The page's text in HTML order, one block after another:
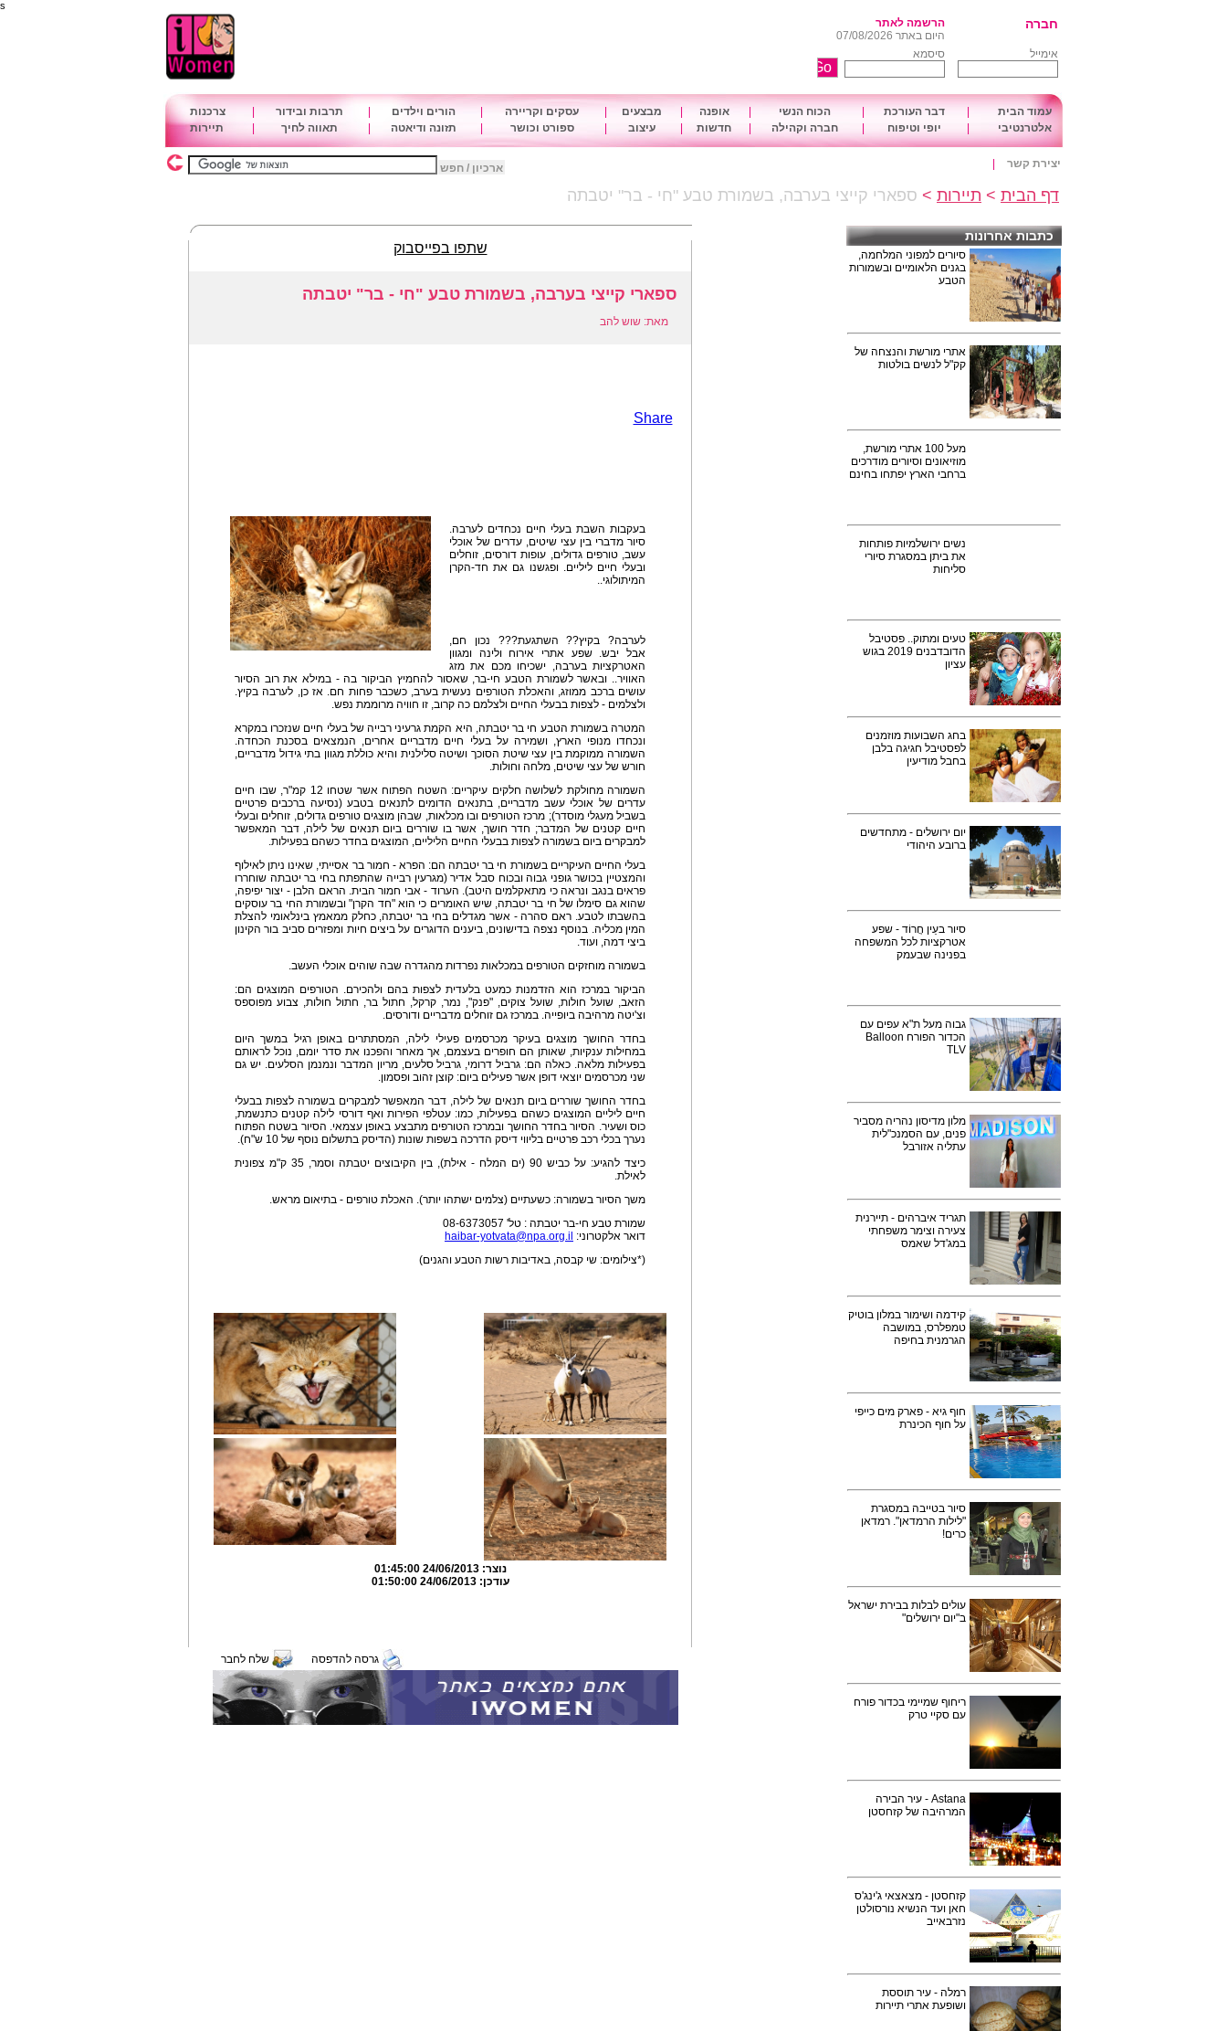
s
חברה
הרשמה לאתר
היום באתר 07/08/2026
אימייל
סיסמא
עמוד הבית דבר העורכת הכוח הנשי אופנה מבצעים עסקים וקריירה הורים וילדים תרבות ובידור
צרכנות
אלטרנטיבי
יופי וטיפוח חברה וקהילה חדשות עיצוב ספורט וכושר תזונה ודיאטה תאווה לחיך תיירות
יצירת קשר ארכיון / חפש
דף הבית > תיירות > ספארי קייצי בערבה, בשמורת טבע "חי - בר" יטבתה
כתבות אחרונות
סיורים למפוני המלחמה,
בגנים הלאומיים ובשמורות
הטבע
אתרי מורשת והנצחה של
קק"ל לנשים בולטות
מעל 100 אתרי מורשת,
מוזיאונים וסיורים מודרכים
ברחבי הארץ יפתחו בחינם
נשים ירושלמיות פותחות
את ביתן במסגרת סיורי
סליחות
טעים ומתוק.. פסטיבל
הדובדבנים 2019 בגוש
עציון
בחג השבועות מוזמנים
לפסטיבל חגיגה בלבן
בחבל מודיעין
יום ירושלים - מתחדשים
ברובע היהודי
סיור בעֵין חֲרוֹד - שפע
אטרקציות לכל המשפחה
בפנינה שבעמק
גבוה מעל ת"א עפים עם
הכדור הפורח Balloon
TLV
מלון מדיסון נהריה מסביר
פנים, עם הסמנכ"לית
עתליה אזורבל
תגריד איברהים - תיירנית
צעירה וצימר משפחתי
במג'דל שאמס
קידמה ושימור במלון בוטיק
טמפלרס, במושבה
הגרמנית בחיפה
חוף גיא - פארק מים כייפי
על חוף הכינרת
סיור בטייבה במסגרת
"לילות הרמדאן". רמדאן
כרים!
עולים לבלות בבירת ישראל
ב"יום ירושלים"
ריחוף שמיימי בכדור פורח
עם סקיי טרק
Astana - עיר הבירה
המרהיבה של קזחסטן
קזחסטן - מצאצאי ג'ינג'ס
חאן ועד הנשיא נורסולטן
נזרבאייב
רמלה - עיר תוססת
ושופעת אתרי תיירות
שתפו בפייסבוק
ספארי קייצי בערבה, בשמורת טבע "חי - בר" יטבתה
מאת: שוש להב
Share
בעקבות השבת בעלי חיים נכחדים לערבה.
סיור מדברי בין עצי שיטים, עדרים של אוכלי
עשב, טורפים גדולים, עופות דורסים, זוחלים
ובעלי חיים ליליים. ופגשנו גם את חד-הקרן
המיתולוגי..
לערבה? בקיץ?? השתגעת??? נכון חם,
אבל יבש. שפע אתרי אירוח ולינה ומגוון
האטרקציות בערבה, ישכיחו מכם את מזג
האוויר.. ובאשר לשמורת הטבע חי-בר, שאסור להחמיץ הביקור בה - במילא את רוב הסיור
עושים ברכב ממוזג, והאכלת הטורפים נעשית בערב, כשכבר פחות חם. אז כן, לערבה בקיץ.
ולצלמים - לצפות בבעלי החיים ולצלמם כה קרוב, זו חוויה מרוממת נפש.
המטרה בשמורת הטבע חי בר יטבתה, היא הקמת גרעיני רבייה של בעלי חיים שנזכרו במקרא
ונכחדו מנופי הארץ, ושמירה על בעלי חיים מדבריים אחרים, הנמצאים בסכנת הכחדה.
השמורה ממוקמת בין עצי שיטת הסוכך ושיטה סלילנית והיא כוללת מגוון בתי גידול מדבריים,
חורש של עצי שיטים, מלחה וחולות.
השמורה מחולקת לשלושה חלקים עיקריים: השטח הפתוח אשר שטחו 12 קמ"ר, שבו חיים
עדרים של אוכלי עשב מדבריים, בתנאים הדומים לתנאים בטבע (נסיעה ברכבים פרטיים
בשביל מעגלי מוסדר); מרכז הטורפים ובו מכלאות, שבהן מוצגים טורפים גדולים, זוחלים ובעלי
חיים קטנים של המדבר; חדר חושך, אשר בו שוררים ביום תנאים של לילה, דבר המאפשר
למבקרים ביום בשמורה לצפות בבעלי החיים הליליים, המוצגים בחדר כשהם בפעילות.
בעלי החיים העיקריים בשמורת חי בר יטבתה הם: הפרא - חמור בר אסייתי, שאינו ניתן לאילוף
והמצטיין בכושר גופני גבוה ובכוח סבל אדיר (מגרעין רבייה שהתפתח בחי בר יטבתה שוחררו
פראים בנגב ונראה כי מתאקלמים היטב). הערוד - אבי חמור הבית. הראם הלבן - יצור יפיפה,
שהוא גם סימלו של חי בר יטבתה, שיש האומרים כי הוא "חד הקרן" ובשמורת החי בר עוסקים
בהשבתו לטבע. ראם סהרה - אשר מגדלים בחי בר יטבתה, כחלק ממאמץ בינלאומי להצלת
המין מכליה. בנוסף נצפה בדישונים, ביענים הדוגרים על ביצים חיות ומפזרים סביב בור הקינון
ביצי דמה, ועוד.
בשמורה מוחזקים הטורפים במכלאות נפרדות מהגדרה שבה שוהים אוכלי העשב.
הביקור במרכז הוא הזדמנות כמעט בלעדית לצפות בהם ולהכירם. הטורפים המוצגים הם:
הזאב, שועל חולות, שועל צוקים, "פנק", נמר, קרקל, חתול בר, חתול חולות, צבוע מפוספס
וצ'יטה מרהיבה ביופייה. במרכז גם זוחלים מדבריים ודורסים.
בחדר החושך מוצגים בעיקר מכרסמים פעילי לילה, המסתתרים באופן רגיל במשך היום
במחילות ענקיות, שאותן הם חופרים בעצמם, אך מאחר והפכנו את סדר יומם, נוכל לראותם
בפעילות מלאה. כאלה הם: גרביל דרומי, גרביל סלעים, מריון המדבר ונמנמן הסלעים. יש גם
שני מכרסמים יוצאי דופן אשר פעילים ביום: קוצן זהוב ופסמון.
בחדר החושך שוררים ביום תנאים של לילה, דבר המאפשר למבקרים בשמורה לצפות בבעלי
חיים ליליים המוצגים כשהם בפעילות, כמו: עטלפי הפירות ואף דורסי לילה קטנים כתנשמת,
כוס ושעיר. הסיור בחדר החושך ובמרכז הטורפים מתבצע באופן עצמאי. הסיור בשטח הפתוח
נערך בכלי רכב פרטיים בליווי דיסק הדרכה בשפות שונות (הדיסק בתשלום נוסף של 10 ש"ח).
כיצד להגיע: על כביש 90 (ים המלח - אילת), בין הקיבוצים יטבתה וסמר, 35 ק"מ צפונית
לאילת.
משך הסיור בשמורה: כשעתיים (צלמים ישתהו יותר). האכלת טורפים - בתיאום מראש.
שמורת טבע חי-בר יטבתה : טל' 08-6373057
דואר אלקטרוני: haibar-yotvata@npa.org.il
(*צילומים: שי קבסה, באדיבות רשות הטבע והגנים)
נוצר:24/06/2013 01:45:00
עודכן:24/06/2013 01:50:00
גרסה להדפסה שלח לחבר